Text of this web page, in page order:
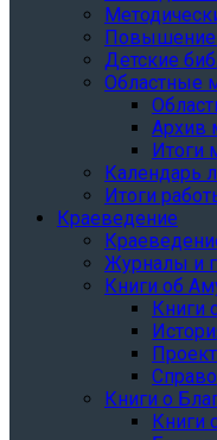
Повышение
Детские
Областные
Архив
Итоги
Календарь
Итоги
Краеведение
Журналы и
Книги об
Книги
Книги о
Книги